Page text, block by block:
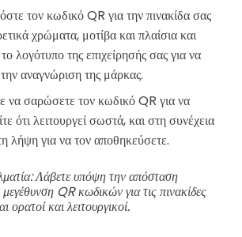
τον κωδικό QR για την πινακίδα σας
χρώματα, μοτίβα και πλαίσια και
λογότυπο της επιχείρησής σας για να
αναγνώριση της μάρκας.
να σαρώσετε τον κωδικό QR για να
ότι λειτουργεί σωστά, και στη συνέχεια
λήψη για να τον αποθηκεύσετε.
Λάβετε υπόψη την απόσταση
QR κωδικών για τις πινακίδες
ορατοί και λειτουργικοί.